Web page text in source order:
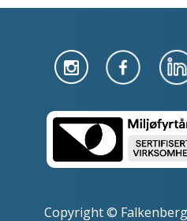
Copyright © Falkenberg